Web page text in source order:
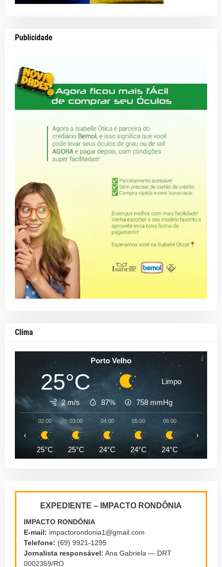
Publicidade
Clima
Porto Velho
25°C Limpo
2 m/s 87% 758 mmHg
02:00
25°C
03:00
25°C
04:00
24°C
05:00
24°C
06:00
24°C
‹ ›
EXPEDIENTE – IMPACTO RONDÔNIA
IMPACTO RONDÔNIA
E-mail: impactorondonia1@gmail.com
Telefone: (69) 9921-1295
Jornalista responsável: Ana Gabriela — DRT
0002359/RO